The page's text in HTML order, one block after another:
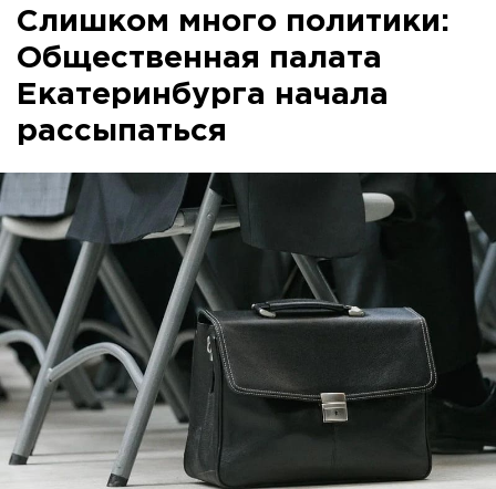
Слишком много политики:
Общественная палата
Екатеринбурга начала
рассыпаться